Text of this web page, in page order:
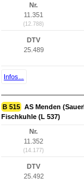
Nr.
11.351
(12.788)
DTV
25.489
Infos...
B 515 AS Menden
Fischkuhle (L 537)
Nr.
11.352
(14.177)
DTV
25.492